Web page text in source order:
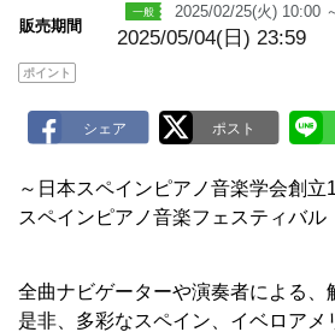
販売期間
2025/02/25(火) 10:00
2025/05/04(日) 23:59
ポイント
～日本スペインピアノ音楽学会創立
スペインピアノ音楽フェスティバル
全曲ナビゲーターや演奏者による、
是非、多彩なスペイン、イベロアメ